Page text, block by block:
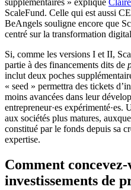
supplémentaires » explique
ScaleFund. Celle qui est aussi
BeAngels souligne encore que
centré sur la transformation
Si, comme les versions I et II,
partie à des financements dits de
inclut deux poches
« seed » permettra des tickets
moins avancées dans leur
entrepreneur·es expérimenté·es.
aux sociétés plus matures,
constitué par le fonds depuis sa
expertise.
Comment concevez-
investissements de